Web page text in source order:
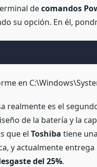
decomandos
su opción. En él,
en
realmente es el
de la batería y la
que elToshibatiene
y actualmente
del 25%.